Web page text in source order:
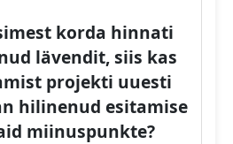
korda hinnati
lävendit, siis kas
projekti uuesti
hilinenud esitamise
miinuspunkte?